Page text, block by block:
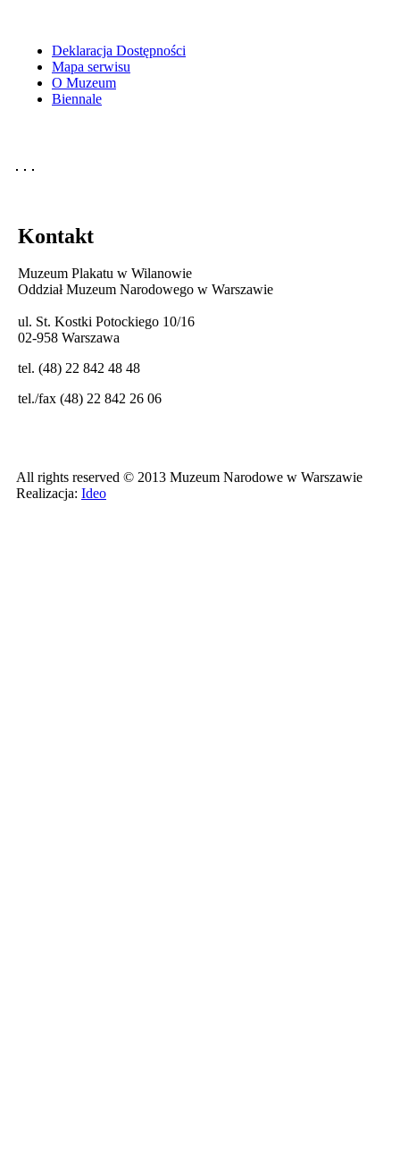
Deklaracja Dostępności
Mapa serwisu
O Muzeum
Biennale
Kontakt
Muzeum Plakatu w Wilanowie
Oddział Muzeum Narodowego w Warszawie
ul. St. Kostki Potockiego 10/16
02-958 Warszawa
tel. (48) 22 842 48 48
tel./fax (48) 22 842 26 06
All rights reserved © 2013 Muzeum Narodowe w Warszawie
Realizacja: Ideo